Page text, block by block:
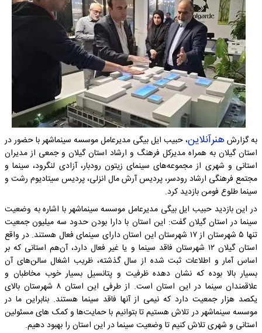
به گزارش هنرآنلاین، حبیب ایل بیگی مدیرعامل موسسه سینماشهر با حضور در
استان گیلان به همراه مدیرکل فرهنگ و ارشاد استان گیلان و جمعی از مدیران
استانی و شهری از مجموعه‌های سینمای زیتون رودبار، آزادی لنگرود، سینما و
مجتمع فرهنگی ارشاد رودسر، پردیس آرش مال انزلی، پردیس سیتادیوم رشت و
سینما طلوع فومن بازدید کرد.
در این بازدید حبیب ایل بیگی مدیرعامل موسسه سینماشهر با اشاره به وضعیت
سینما در استان گیلان گفت: این استان با دارا بودن حدود سه میلیون جمعیت
تنها ۵ شهرستان از ۱۷ شهرستان این استان دارای سینمای فعال هستند. در واقع
استان گیلان ۱۲ شهرستان فاقد سینما و یا غیر فعال دارد، آن‌هم استانی که بر
اساس آمار و اطلاعات ثبت شده از سال گذشته، ظریب اشغال سالن‌های آن
بسیار بالا بوده که نشان دهده ظرفیت و پتانسیل بسیار خوب مخاطبان و
علاقمندان سینما در این استان است. از طرفی این استان ۸ شهرستان بالای
یکصد هزار جمعیت دارد که نیمی از آنها فاقد سینما هستند. بنابراین ما در
موسسه سینماشهر در تلاش هستیم تا بتوانیم با حمایت‌ها و کمک های مسئولین
استانی و شهری تلاش کنیم تا وضعیت سینما در این استان را بهبود دهیم.